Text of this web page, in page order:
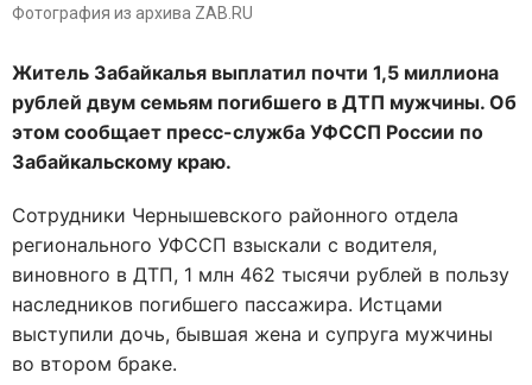
Фотография из архива ZAB.RU
Житель Забайкалья выплатил почти 1,5 миллиона
рублей двум семьям погибшего в ДТП мужчины. Об
этом сообщает пресс-служба УФССП России по
Забайкальскому краю.
Сотрудники Чернышевского районного отдела
регионального УФССП взыскали с водителя,
виновного в ДТП, 1 млн 462 тысячи рублей в пользу
наследников погибшего пассажира. Истцами
выступили дочь, бывшая жена и супруга мужчины
во втором браке.